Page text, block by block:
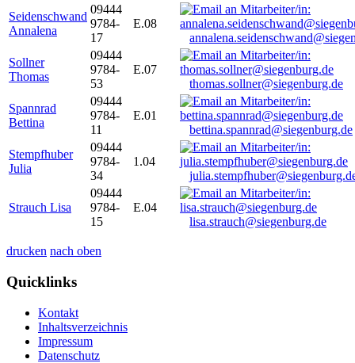
Seidenschwand
Annalena
09444
9784-
17
E.08
Sollner
Thomas
09444
9784-
53
E.07
thomas.sollner@siegenburg.de
Spannrad
Bettina
09444
9784-
11
E.01
bettina.spannrad@siegenburg.de
Stempfhuber
Julia
09444
9784-
34
1.04
Strauch Lisa
09444
9784-
15
E.04
lisa.strauch@siegenburg.de
drucken nach oben
Quicklinks
Kontakt
Inhaltsverzeichnis
Impressum
Datenschutz